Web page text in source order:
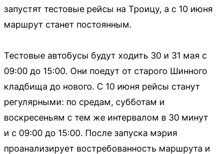
запустят тестовые рейсы на Троицу, а с 10 июня
маршрут станет постоянным.
Тестовые автобусы будут ходить 30 и 31 мая с
09:00 до 15:00. Они поедут от старого Шинного
кладбища до нового. С 10 июня рейсы станут
регулярными: по средам, субботам и
воскресеньям с тем же интервалом в 30 минут
и с 09:00 до 15:00. После запуска мэрия
проанализирует востребованность маршрута и